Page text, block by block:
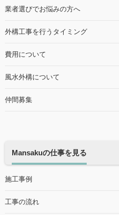
業者選びでお悩みの方へ
外構工事を行うタイミング
費用について
風水外構について
仲間募集
Mansakuの仕事を見る
施工事例
工事の流れ